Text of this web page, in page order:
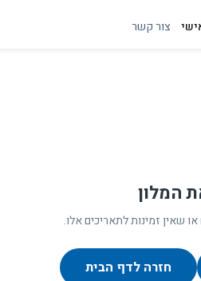
צור קשר
המלון
שאין זמינות לתאריכים אלו.
חזרה לדף הבית